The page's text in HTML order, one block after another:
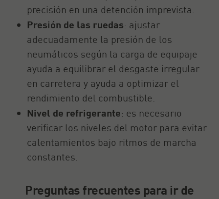
precisión en una detención imprevista.
Presión de las ruedas: ajustar
adecuadamente la presión de los
neumáticos según la carga de equipaje
ayuda a equilibrar el desgaste irregular
en carretera y ayuda a optimizar el
rendimiento del combustible.
Nivel de refrigerante: es necesario
verificar los niveles del motor para evitar
calentamientos bajo ritmos de marcha
constantes.
Preguntas frecuentes para ir de